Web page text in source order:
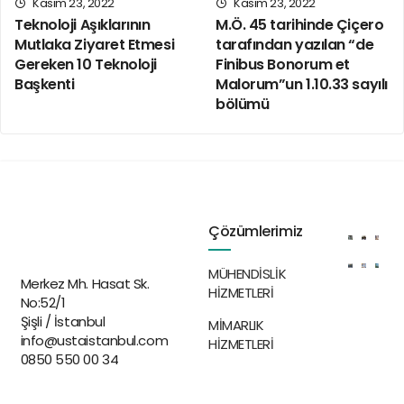
sözcüklerden oluşmaz. Kökleri M.Ö. 45 tarihinden bu yana
geçmişi vardır. Virginia’daki Hampden-Sydney College’dan
Latince profesörü Richard McClintock, bir Lorem Ipsum
pasajında geçen ve anlaşılması en güç sözcüklerden biri
olan ‘consectetur’ sözcüğünün klasik edebiyattaki
Teknoloji Aşıklarının
Mutlaka Ziyaret Etmesi
Gereken 10 Teknoloji
Başkenti
M.Ö. 45 tarihinde Çiçero
tarafından yazılan “de
Finibus Bonorum et
Malorum”un 1.10.33 sayılı
bölümü
Merkez Mh. Hasat Sk.
No:52/1
Şişli / İstanbul
info@ustaistanbul.com
0850 550 00 34
Çözümlerimiz
MÜHENDİSLİK
HİZMETLERİ
MİMARLIK
HİZMETLERİ